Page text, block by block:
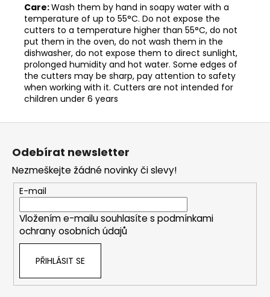
Care:Wash them by hand in soapy water with a
temperature of up to 55°C. Do not expose the
cutters to a temperature higher than 55°C, do not
put them in the oven, do not wash them in the
dishwasher, do not expose them to direct sunlight,
prolonged humidity and hot water. Some edges of
the cutters may be sharp, pay attention to safety
when working with it. Cutters are not intended for
children under 6 years
Z
Odebírat newsletter
Nezmeškejte žádné novinky či slevy!
E-mail
Vložením e-mailu souhlasíte s podmínkami
ochrany osobních údajů
PŘIHLÁSIT SE